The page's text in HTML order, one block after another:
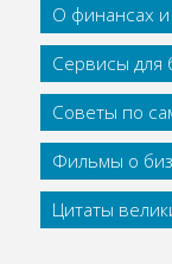
О финансах и
Сервисы для
Советы по
Фильмы о
Цитаты